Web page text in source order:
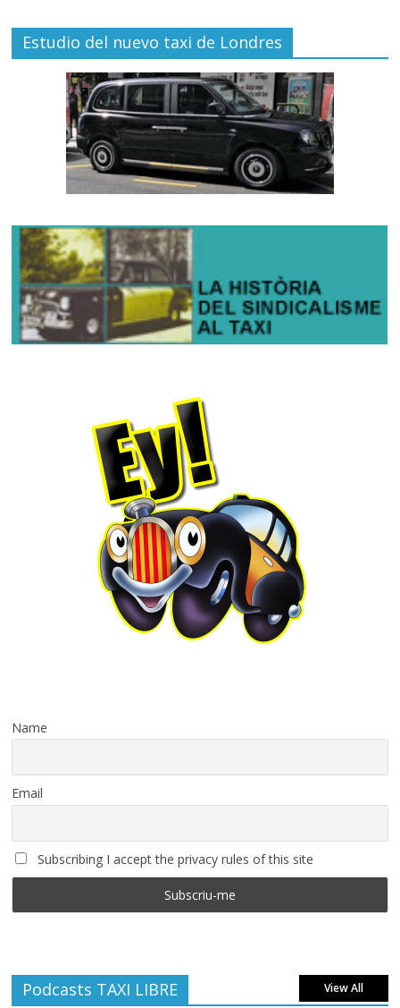
Estudio del nuevo taxi de Londres
Name
Email
Subscribing I accept the privacy rules of this site
Podcasts TAXI LIBRE View All